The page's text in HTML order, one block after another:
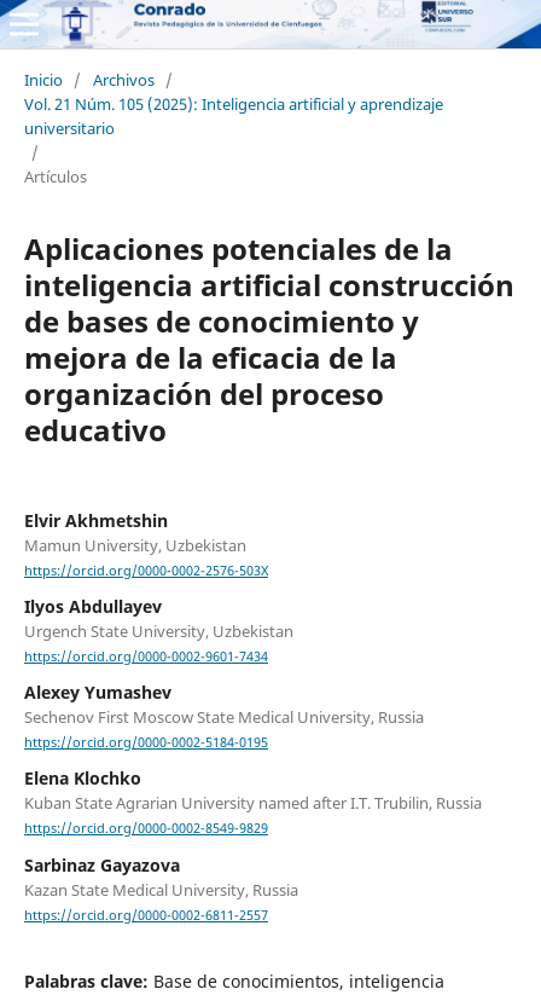
Inicio / Archivos /
Vol. 21 Núm. 105 (2025): Inteligencia artificial y aprendizaje
universitario
/
Artículos
Aplicaciones potenciales de la
inteligencia artificial construcción
de bases de conocimiento y
mejora de la eficacia de la
organización del proceso
educativo
Elvir Akhmetshin
Mamun University, Uzbekistan
https://orcid.org/0000-0002-2576-503X
Ilyos Abdullayev
Urgench State University, Uzbekistan
https://orcid.org/0000-0002-9601-7434
Alexey Yumashev
Sechenov First Moscow State Medical University, Russia
https://orcid.org/0000-0002-5184-0195
Elena Klochko
Kuban State Agrarian University named after I.T. Trubilin, Russia
https://orcid.org/0000-0002-8549-9829
Sarbinaz Gayazova
Kazan State Medical University, Russia
https://orcid.org/0000-0002-6811-2557
Palabras clave: Base de conocimientos, inteligencia